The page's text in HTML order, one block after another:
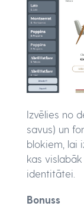
Izvēlies no
savus) un
blokiem, lai
kas
identitātei.
Bonuss